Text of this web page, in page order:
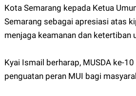
Kota Semarang kepada Ketua
Semarang sebagai apresiasi atas
menjaga keamanan dan ketertiban
Kyai Ismail berharap, MUSDA ke-
penguatan peran MUI bagi